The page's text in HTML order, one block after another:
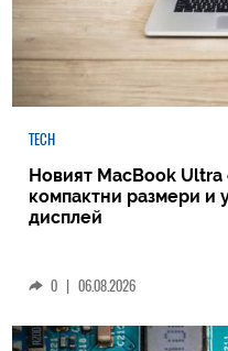
TECH
Новият MacBook
компактни размери и
дисплей
0 | 06.08.2026